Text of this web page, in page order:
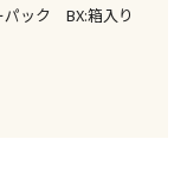
ック BX:箱入り